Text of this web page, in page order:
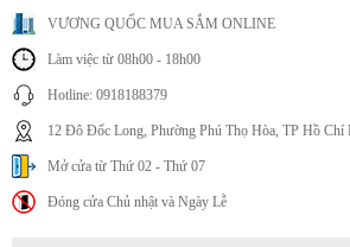
VƯƠNG QUỐC MUA SẮM ONLINE
Làm việc từ 08h00 - 18h00
Hotline: 0918188379
12 Đô Đốc Long, Phường Phú Thọ Hòa, TP Hồ Chí
Mở cửa từ Thứ 02 - Thứ 07
Đóng cửa Chủ nhật và Ngày Lễ